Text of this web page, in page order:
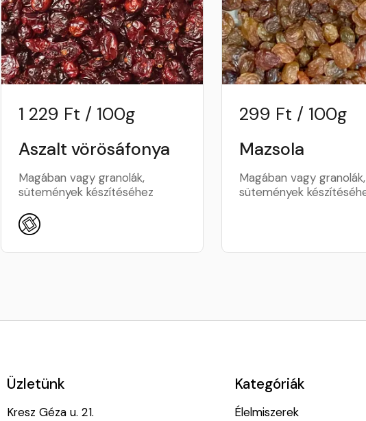
1 229 Ft / 100g
Aszalt vörösáfonya
Magában vagy granolák,
sütemények készítéséhez
299 Ft / 100g
Mazsola
Magában vagy granolák,
sütemények
Üzletünk
Kresz Géza u. 21.
Kategóriák
Élelmiszerek